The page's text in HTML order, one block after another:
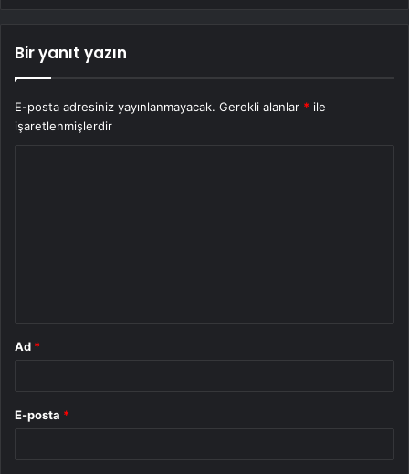
Bir yanıt yazın
E-posta adresiniz yayınlanmayacak. Gerekli alanlar * ile
işaretlenmişlerdir
Ad *
E-posta *